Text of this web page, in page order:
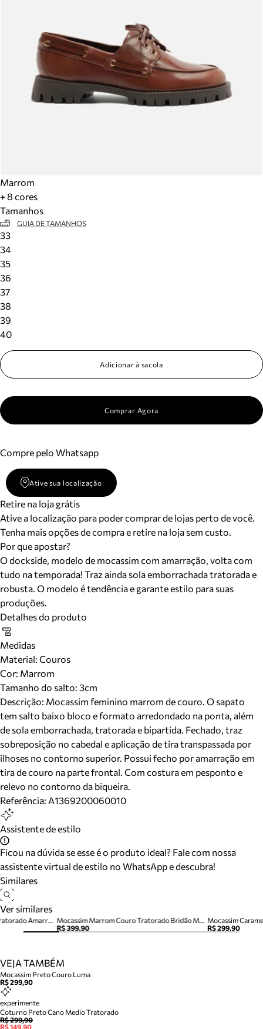
Marrom
+ 8 cores
Tamanhos
GUIA DE TAMANHOS
33
34
35
36
37
38
39
40
Adicionar à sacola
Comprar Agora
Compre pelo Whatsapp
Ative sua localização
Retire na loja grátis
Ative a localização para poder comprar de lojas perto de você.
Tenha mais opções de compra e retire na loja sem custo.
Por que apostar?
O dockside, modelo de mocassim com amarração, volta com
tudo na temporada! Traz ainda sola emborrachada tratorada e
robusta. O modelo é tendência e garante estilo para suas
produções.
Detalhes do produto
Medidas
Material: Couros
Cor: Marrom
Tamanho do salto: 3cm
Descrição: Mocassim feminino marrom de couro. O sapato
tem salto baixo bloco e formato arredondado na ponta, além
de sola emborrachada, tratorada e bipartida. Fechado, traz
sobreposição no cabedal e aplicação de tira transpassada por
ilhoses no contorno superior. Possui fecho por amarração em
tira de couro na parte frontal. Com costura em pesponto e
relevo no contorno da biqueira.
Referência: A1369200060010
Assistente de estilo
Ficou na dúvida se esse é o produto ideal? Fale com nossa
assistente virtual de estilo no WhatsApp e descubra!
Similares
Ver similares
Mocassim Marrom Couro Tratorado Bridão Metal
R$ 399,90
R$ 299,90
Mocassim Marrom Camurça Tratorado Amarração Siena
VEJA TAMBÉM
Mocassim Preto Couro Luma
R$ 299,90
experimente
Coturno Preto Cano Medio Tratorado
R$ 299,90
R$ 149,90